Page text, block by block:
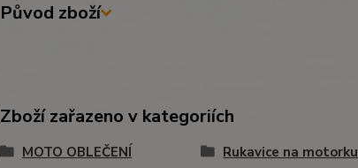
Původ zboží
Zboží zařazeno v kategoriích
MOTO OBLEČENÍ Rukavice na motorku